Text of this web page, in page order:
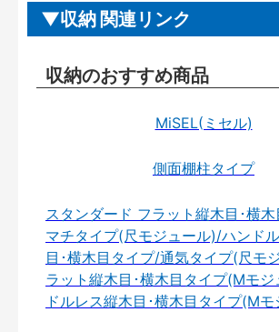
収納 関連リンク
収納のおすすめ商品
MiSEL(ミセル)
側面棚柱タイプ
スタンダード フラット縦木目･横
マチタイプ(尺モジュール)/ハンド
目･横木目タイプ/通気タイプ(尺モ
ラット縦木目･横木目タイプ(Mモ
ドルレス縦木目･横木目タイプ(Mモ